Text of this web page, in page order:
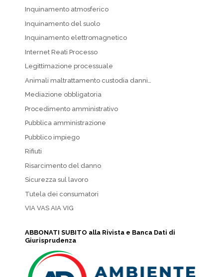
Inquinamento atmosferico
Inquinamento del suolo
Inquinamento elettromagnetico
Internet Reati Processo
Legittimazione processuale
Animali maltrattamento custodia danni…
Mediazione obbligatoria
Procedimento amministrativo
Pubblica amministrazione
Pubblico impiego
Rifiuti
Risarcimento del danno
Sicurezza sul lavoro
Tutela dei consumatori
VIA VAS AIA VIG
ABBONATI SUBITO alla Rivista e Banca Dati di
Giurisprudenza